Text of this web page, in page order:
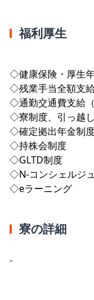
福利厚生
◇健康保険・厚生
◇残業手当全額支
◇通勤交通費支給
◇寮制度、引っ越
◇確定拠出年金制
◇持株会制度
◇GLTD制度
◇N-コンシェルジュ
◇eラーニング
寮の詳細
-